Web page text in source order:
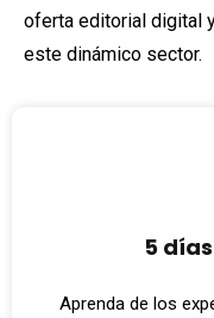
oferta editorial digital
este dinámico sector.
5
Aprenda de los